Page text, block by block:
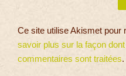
Ce site utilise Akismet pour
savoir plus sur la façon
commentaires sont traitées.